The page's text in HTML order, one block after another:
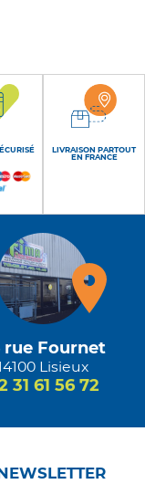
LIVRAISON PARTOUT
EN FRANCE
rue Fournet
Lisieux
31 61 56 72